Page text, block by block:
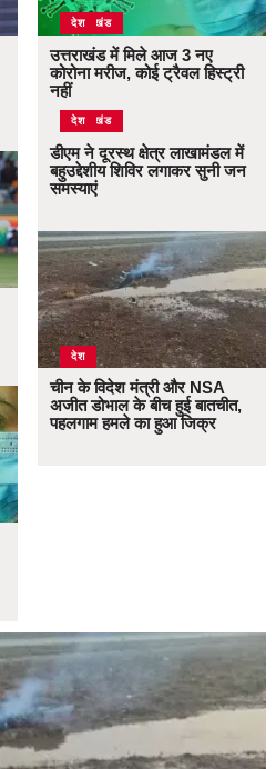
उत्तराखंड
देश
उत्तराखंड में मिले आज 3 नए
कोरोना मरीज, कोई ट्रैवल हिस्ट्री
नहीं
उत्तराखंड
देश
डीएम ने दूरस्थ क्षेत्र लाखामंडल में
बहुउद्देशीय शिविर लगाकर सुनी जन
समस्याएं
देश
चीन के विदेश मंत्री और NSA
अजीत डोभाल के बीच हुई बातचीत,
पहलगाम हमले का हुआ जिक्र